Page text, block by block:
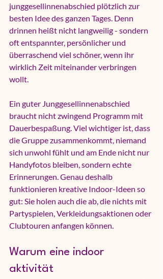
junggesellinnenabschied plötzlich zur
besten Idee des ganzen Tages. Denn
drinnen heißt nicht langweilig - sondern
oft entspannter, persönlicher und
überraschend viel schöner, wenn ihr
wirklich Zeit miteinander verbringen
wollt.
Ein guter Junggesellinnenabschied
braucht nicht zwingend Programm mit
Dauerbespaßung. Viel wichtiger ist, dass
die Gruppe zusammenkommt, niemand
sich unwohl fühlt und am Ende nicht nur
Handyfotos bleiben, sondern echte
Erinnerungen. Genau deshalb
funktionieren kreative Indoor-Ideen so
gut: Sie holen auch die ab, die nichts mit
Partyspielen, Verkleidungsaktionen oder
Clubtouren anfangen können.
Warum eine indoor
aktivität